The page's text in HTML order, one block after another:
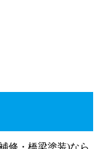
修・橋梁塗装)なら